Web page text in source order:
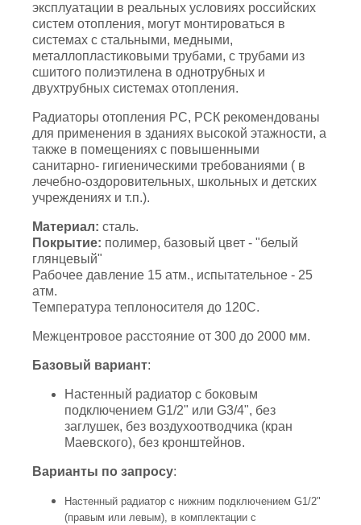
эксплуатации в реальных условиях российских
систем отопления, могут монтироваться в
системах с стальными, медными,
металлопластиковыми трубами, с трубами из
сшитого полиэтилена в однотрубных и
двухтрубных системах отопления.
Радиаторы отопления РС, РСК рекомендованы
для применения в зданиях высокой этажности, а
также в помещениях с повышенными
санитарно- гигиеническими требованиями ( в
лечебно-оздоровительных, школьных и детских
учреждениях и т.п.).
Материал: сталь.
Покрытие: полимер, базовый цвет - "белый
глянцевый"
Рабочее давление 15 атм., испытательное - 25
атм.
Температура теплоносителя до 120С.
Межцентровое расстояние от 300 до 2000 мм.
Базовый вариант:
Настенный радиатор с боковым
подключением G1/2" или G3/4", без
заглушек, без воздухоотводчика (кран
Маевского), без кронштейнов.
Варианты по запросу:
Настенный радиатор с нижним подключением G1/2"
(правым или левым), в комплектации с